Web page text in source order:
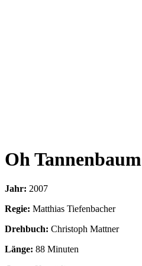
Oh Tannenbaum
Jahr: 2007
Regie: Matthias Tiefenbacher
Drehbuch: Christoph Mattner
Länge: 88 Minuten